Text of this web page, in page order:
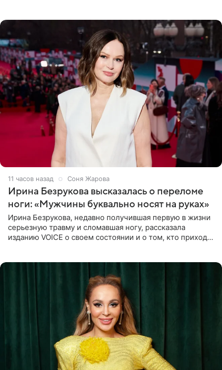
11 часов назад Соня Жарова
Ирина Безрукова высказалась о переломе
ноги: «Мужчины буквально носят на руках»
Ирина Безрукова, недавно получившая первую в жизни
серьезную травму и сломавшая ногу, рассказала
изданию VOICE о своем состоянии и о том, кто приходит